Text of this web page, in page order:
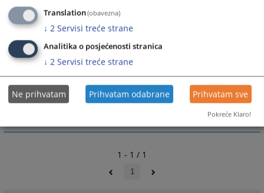
4926PREGLEDA
1 - 1 / 1
1
Translation(obavezna)
↓ 2 Servisi treće strane
Analitika o posjećenosti stranica
↓ 2 Servisi treće strane
Ne prihvatam Prihvatam odabrane Prihvatam sve
Pokreće Klaro!